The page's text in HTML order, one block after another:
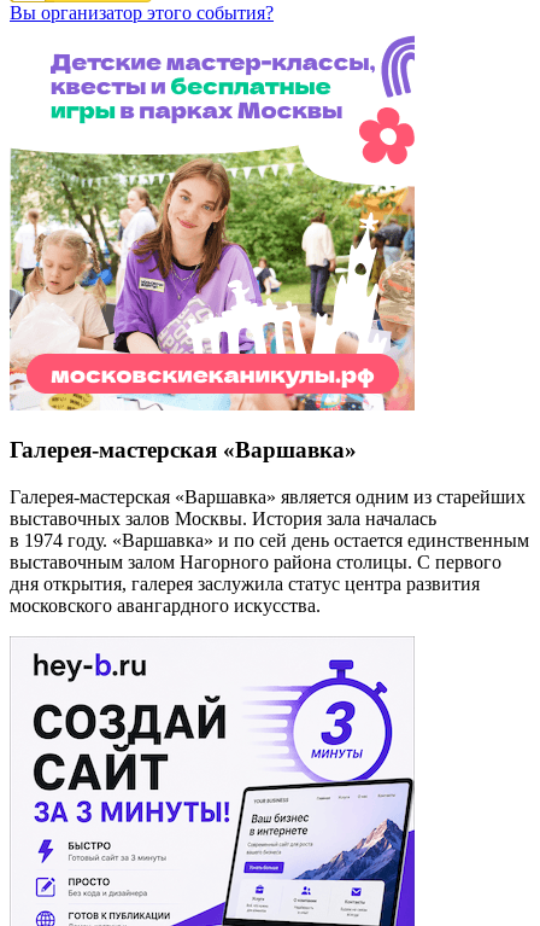
Вы организатор этого события?
Галерея-мастерская «Варшавка»
Галерея-мастерская «Варшавка» является одним из старейших
выставочных залов Москвы. История зала началась
в 1974 году. «Варшавка» и по сей день остается единственным
выставочным залом Нагорного района столицы. С первого
дня открытия, галерея заслужила статус центра развития
московского авангардного искусства.